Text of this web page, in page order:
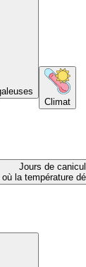
Climat
Jours de
la température